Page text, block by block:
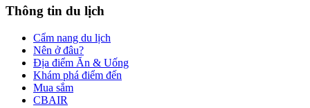
Thông tin du lịch
Cẩm nang du lịch
Nên ở đâu?
Địa điểm Ăn & Uống
Khám phá điểm đến
Mua sắm
CBAIR